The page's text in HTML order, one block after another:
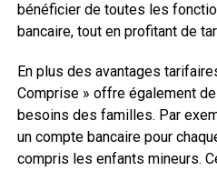
bénéficier de toutes les
bancaire, tout en profitant de
En plus des avantages
Comprise » offre également
besoins des familles. Par
un compte bancaire pour
compris les enfants mineurs.